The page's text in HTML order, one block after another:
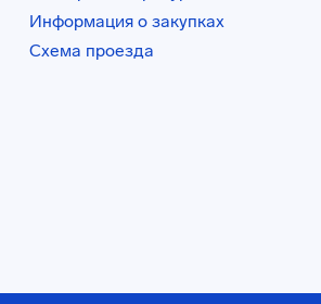
Информация о закупках
Схема проезда